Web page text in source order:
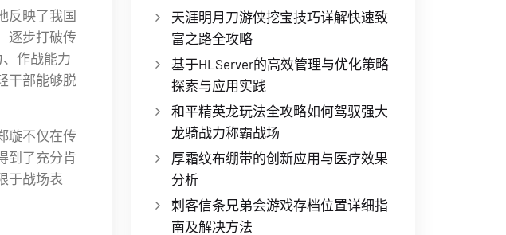
反映了我国
逐步打破传
作战能力
干部能够脱
璇不仅在传
到了充分肯
于战场表
天涯明月刀游侠挖宝技巧详解快速致
富之路全攻略
基于HLServer的高效管理与优化策略
探索与应用实践
和平精英龙玩法全攻略如何驾驭强大
龙骑战力称霸战场
厚霜纹布绷带的创新应用与医疗效果
分析
刺客信条兄弟会游戏存档位置详细指
南及解决方法